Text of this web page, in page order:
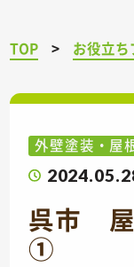
TOP お役立ち
外壁塗装・屋
呉市 屋
①